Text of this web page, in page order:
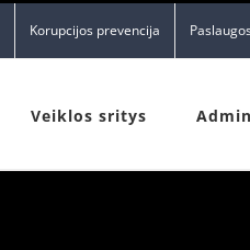
Korupcijos prevencija
Veiklos sritys